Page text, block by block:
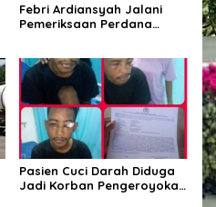
Febri Ardiansyah Jalani
Pemeriksaan Perdana
Pasien Cuci Darah Diduga
Jadi Korban Pengeroyokan